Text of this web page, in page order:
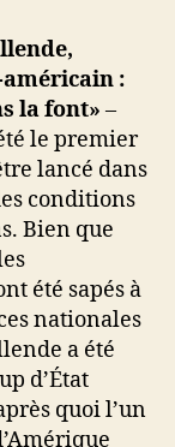
:
la font» –
le premier
lancé dans
conditions
Bien que
été sapés à
nationales
a été
d’État
quoi l’un